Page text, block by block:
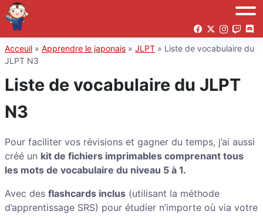
Acceuil » Apprendre le japonais » JLPT » Liste de vocabulaire du
JLPT N3
Liste de vocabulaire du JLPT
N3
Pour faciliter vos révisions et gagner du temps, j’ai aussi
créé un kit de fichiers imprimables comprenant tous
les mots de vocabulaire du niveau 5 à 1.
Avec des flashcards inclus (utilisant la méthode
d’apprentissage SRS) pour étudier n’importe où via votre